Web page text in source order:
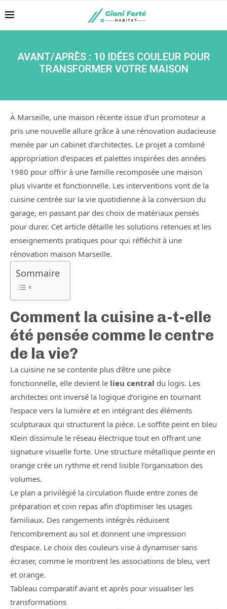
AVANT/APRÈS : 10 IDÉES COULEUR POUR
TRANSFORMER VOTRE MAISON
À Marseille, une maison récente issue d’un promoteur a
pris une nouvelle allure grâce à une rénovation audacieuse
menée par un cabinet d’architectes. Le projet a combiné
appropriation d’espaces et palettes inspirées des années
1980 pour offrir à une famille recomposée une maison
plus vivante et fonctionnelle. Les interventions vont de la
cuisine centrée sur la vie quotidienne à la conversion du
garage, en passant par des choix de matériaux pensés
pour durer. Cet article détaille les solutions retenues et les
enseignements pratiques pour qui réfléchit à une
rénovation maison Marseille.
Sommaire
Comment la cuisine a-t-elle
été pensée comme le centre
de la vie?
La cuisine ne se contente plus d’être une pièce
fonctionnelle, elle devient le lieu central du logis. Les
architectes ont inversé la logique d’origine en tournant
l’espace vers la lumière et en intégrant des éléments
sculpturaux qui structurent la pièce. Le soffite peint en bleu
Klein dissimule le réseau électrique tout en offrant une
signature visuelle forte. Une structure métallique peinte en
orange crée un rythme et rend lisible l’organisation des
volumes.
Le plan a privilégié la circulation fluide entre zones de
préparation et coin repas afin d’optimiser les usages
familiaux. Des rangements intégrés réduisent
l’encombrement au sol et donnent une impression
d’espace. Le choix des couleurs vise à dynamiser sans
écraser, comme le montrent les associations de bleu, vert
et orange.
Tableau comparatif avant et après pour visualiser les
transformations